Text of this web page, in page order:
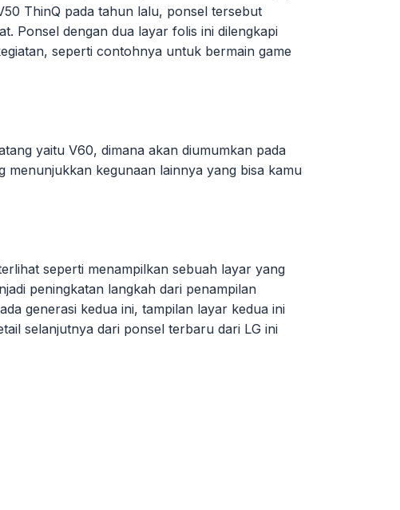
ThinQ pada tahun lalu, ponsel tersebut
Ponsel dengan dua layar folis ini dilengkapi
seperti contohnya untuk bermain game
yaitu V60, dimana akan diumumkan pada
menunjukkan kegunaan lainnya yang bisa kamu
seperti menampilkan sebuah layar yang
peningkatan langkah dari penampilan
generasi kedua ini, tampilan layar kedua ini
selanjutnya dari ponsel terbaru dari LG ini